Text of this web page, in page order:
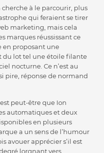
cherche à le parcourir, plus
qui feraient se tirer
marketing, mais cela
marques réussissant ce
en proposant une
du lot tel une étoile filante
nocturne. Ce n’est au
pire, réponse de normand
peut-être que Ion
automatiques et deux
en plusieurs
a un sens de l’humour
avouer apprécier s’il est
lorgnant vers